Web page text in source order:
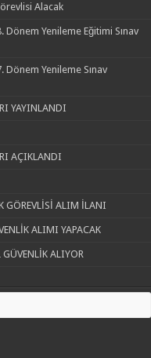
Alacak
Yenileme Eğitimi Sınav
Dönem Yenileme Sınav
YAYINLANDI
AÇIKLANDI
GÖREVLİSİ ALIM İLANI
ALIMI YAPACAK
ALIYOR